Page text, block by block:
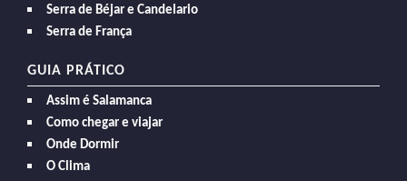
Serra de Béjar e Candelario
Serra de França
GUIA PRÁTICO
Assim é Salamanca
Como chegar e viajar
Onde Dormir
O Clima